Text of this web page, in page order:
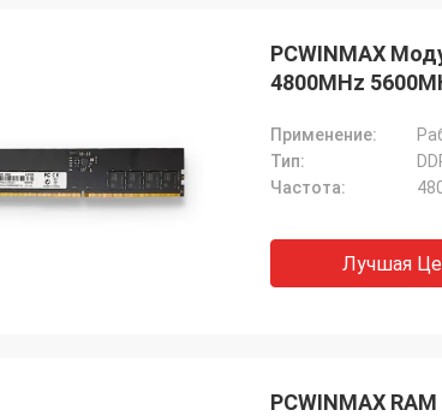
PCWINMAX
4800MHz
Применение:
Тип:
Частота:
Лучшая
PCWINMAX